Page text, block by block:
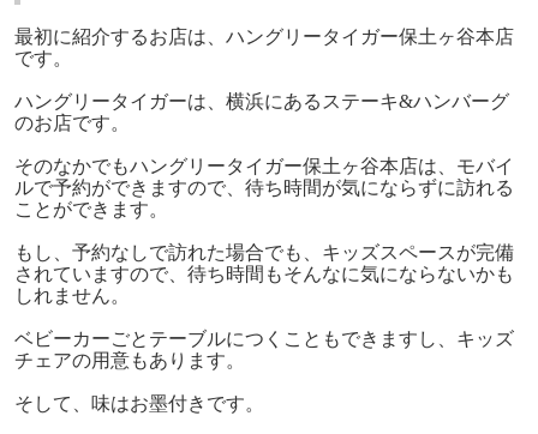
最初に紹介するお店は、ハングリータイガー保土ヶ谷本店
です。
ハングリータイガーは、横浜にあるステーキ&ハンバーグ
のお店です。
そのなかでもハングリータイガー保土ヶ谷本店は、モバイ
ルで予約ができますので、待ち時間が気にならずに訪れる
ことができます。
もし、予約なしで訪れた場合でも、キッズスペースが完備
されていますので、待ち時間もそんなに気にならないかも
しれません。
ベビーカーごとテーブルにつくこともできますし、キッズ
チェアの用意もあります。
そして、味はお墨付きです。